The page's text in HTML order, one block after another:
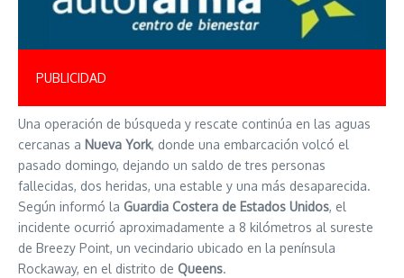
PUBLICIDAD
Una operación de búsqueda y rescate continúa en las aguas
cercanas a Nueva York, donde una embarcación volcó el
pasado domingo, dejando un saldo de tres personas
fallecidas, dos heridas, una estable y una más desaparecida.
Según informó la Guardia Costera de Estados Unidos, el
incidente ocurrió aproximadamente a 8 kilómetros al sureste
de Breezy Point, un vecindario ubicado en la península
Rockaway, en el distrito de Queens.